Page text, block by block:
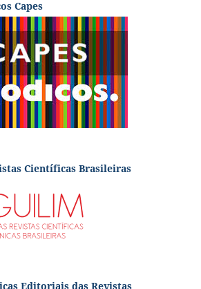
Capes
Científicas Brasileiras
Editoriais das Revistas